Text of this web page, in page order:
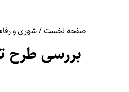
امام جمعه ایلام:
صفحه نخست/شهری و
بررسی طرح